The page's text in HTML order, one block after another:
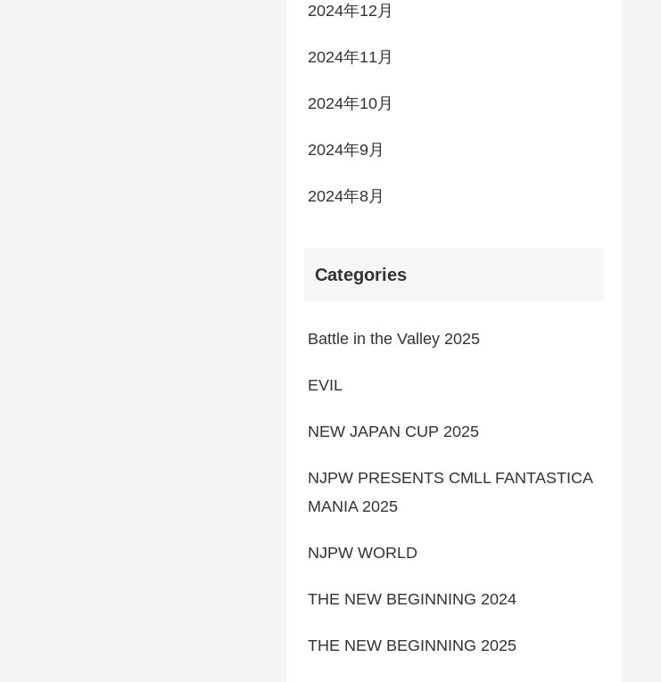
2024年12月
2024年11月
2024年10月
2024年9月
2024年8月
Categories
Battle in the Valley 2025
EVIL
NEW JAPAN CUP 2025
NJPW PRESENTS CMLL FANTASTICA
MANIA 2025
NJPW WORLD
THE NEW BEGINNING 2024
THE NEW BEGINNING 2025